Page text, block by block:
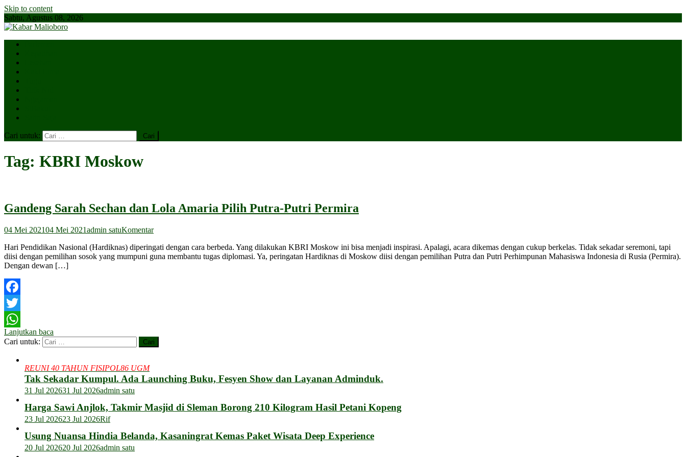
Skip to content
Sabtu, Agustus 08, 2026
Cari untuk:
Tag: KBRI Moskow
Gandeng Sarah Sechan dan Lola Amaria Pilih Putra-Putri Permira
04 Mei 202104 Mei 2021admin satuKomentar
Hari Pendidikan Nasional (Hardiknas) diperingati dengan cara berbeda. Yang dilakukan KBRI Moskow ini bisa menjadi inspirasi. Apalagi, acara dikemas dengan cukup berkelas. Tidak sekadar seremoni, tapi
diisi dengan pemilihan sosok yang mumpuni guna membantu tugas diplomasi. Ya, peringatan Hardiknas di Moskow diisi dengan pemilihan Putra dan Putri Perhimpunan Mahasiswa Indonesia di Rusia (Permira).
Dengan dewan […]
Facebook
Twitter
WhatsApp
Lanjutkan baca
Cari untuk:
REUNI 40 TAHUN FISIPOL86 UGM
Tak Sekadar Kumpul. Ada Launching Buku, Fesyen Show dan Layanan Adminduk.
31 Jul 202631 Jul 2026admin satu
Harga Sawi Anjlok, Takmir Masjid di Sleman Borong 210 Kilogram Hasil Petani Kopeng
23 Jul 202623 Jul 2026Rif
Usung Nuansa Hindia Belanda, Kasaningrat Kemas Paket Wisata Deep Experience
20 Jul 202620 Jul 2026admin satu